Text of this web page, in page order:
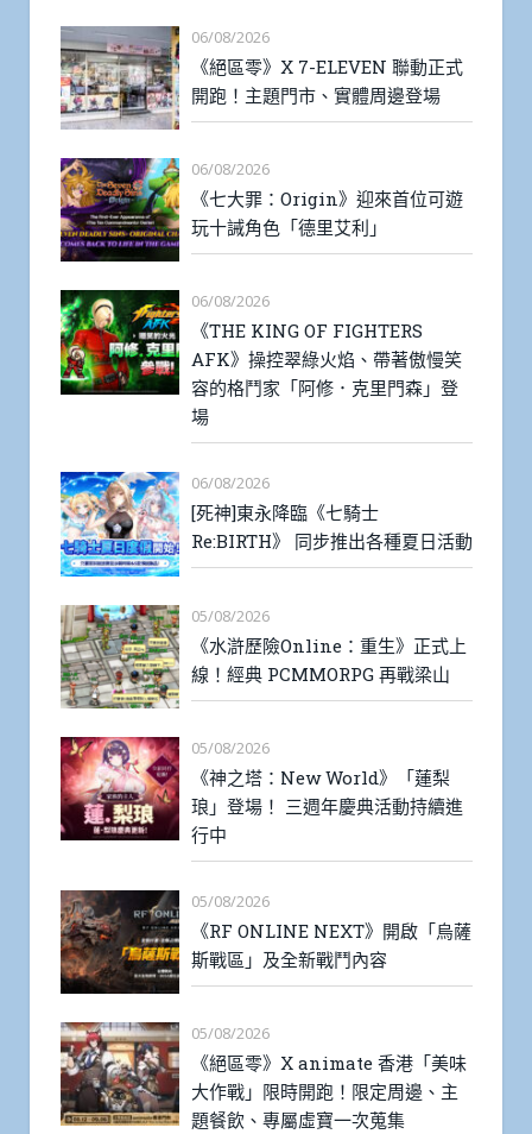
06/08/2026
《絕區零》X 7-ELEVEN 聯動正式
開跑！主題門市、實體周邊登場
06/08/2026
《七大罪：Origin》迎來首位可遊
玩十誡角色「德里艾利」
06/08/2026
《THE KING OF FIGHTERS
AFK》操控翠綠火焰、帶著傲慢笑
容的格鬥家「阿修．克里門森」登
場
06/08/2026
[死神]東永降臨《七騎士
Re:BIRTH》 同步推出各種夏日活動
05/08/2026
《水滸歷險Online：重生》正式上
線！經典 PCMMORPG 再戰梁山
05/08/2026
《神之塔：New World》「蓮梨
琅」登場！ 三週年慶典活動持續進
行中
05/08/2026
《RF ONLINE NEXT》開啟「烏薩
斯戰區」及全新戰鬥內容
05/08/2026
《絕區零》X animate 香港「美味
大作戰」限時開跑！限定周邊、主
題餐飲、專屬虛寶一次蒐集